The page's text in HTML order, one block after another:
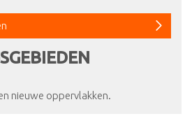
nieuwe oppervlakken.